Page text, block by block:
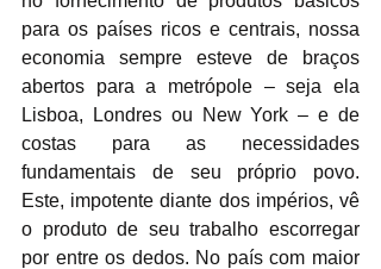
para os países ricos e centrais, nossa
economia sempre esteve de braços
abertos para a metrópole – seja ela
Lisboa, Londres ou New York – e de
costas para as necessidades
fundamentais de seu próprio povo.
Este, impotente diante dos impérios, vê
o produto de seu trabalho escorregar
por entre os dedos. No país com maior